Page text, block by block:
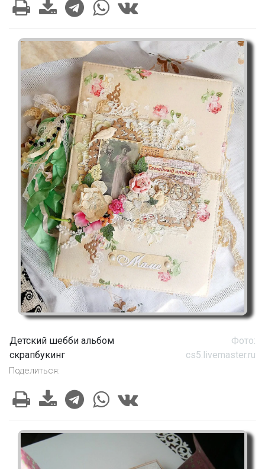
Детский шебби альбом
скрапбукинг
Фото:
cs5.livemaster.ru
Поделиться: